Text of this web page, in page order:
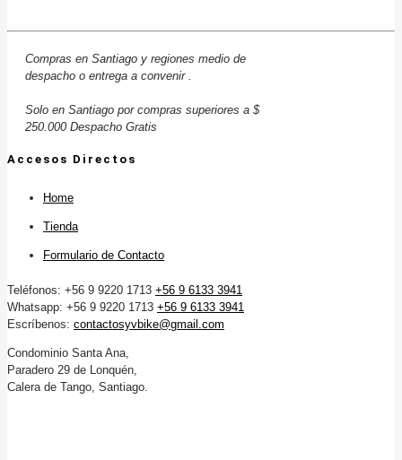
Compras en Santiago y regiones medio de
despacho o entrega a convenir .
Solo en Santiago por compras superiores a $
250.000 Despacho Gratis
Accesos Directos
Home
Tienda
Formulario de Contacto
Teléfonos: +56 9 9220 1713 +56 9 6133 3941
Whatsapp: +56 9 9220 1713 +56 9 6133 3941
Escríbenos: contactosyvbike@gmail.com
Condominio Santa Ana,
Paradero 29 de Lonquén,
Calera de Tango, Santiago.